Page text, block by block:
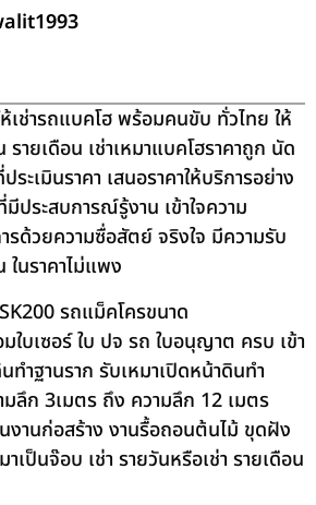
เช่ารถแบคโฮ พร้อมคนขับ ทั่วไทย ให้
รายเดือน เช่าเหมาแบคโฮราคาถูก นัด
ะเมินราคา เสนอราคาให้บริการอย่าง
ประสบการณ์รู้งาน เข้าใจความ
รด้วยความซื่อสัตย์ จริงใจ มีความรับ
นราคาไม่แพง
รถแม็คโครขนาด
บเซอร์ ใบ ปจ รถ ใบอนุญาต ครบ เข้า
ทำฐานราก รับเหมาเปิดหน้าดินทำ
มลึก 3เมตร ถึง ความลึก 12 เมตร
านก่อสร้าง งานรื้อถอนต้นไม้ ขุดฝัง
เป็นจ๊อบ เช่า รายวันหรือเช่า รายเดือน